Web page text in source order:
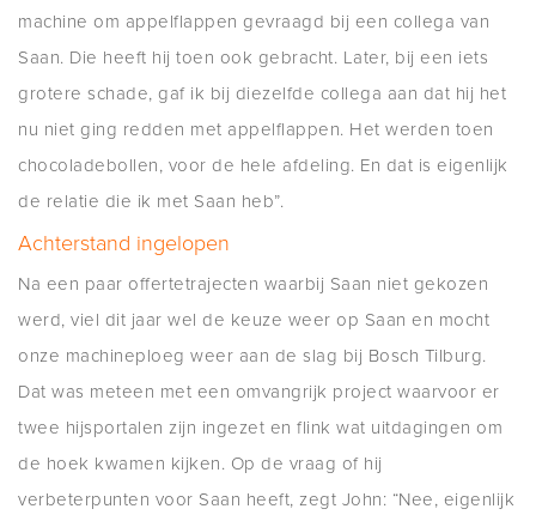
machine om appelflappen gevraagd bij een collega van
Saan. Die heeft hij toen ook gebracht. Later, bij een iets
grotere schade, gaf ik bij diezelfde collega aan dat hij het
nu niet ging redden met appelflappen. Het werden toen
chocoladebollen, voor de hele afdeling. En dat is eigenlijk
de relatie die ik met Saan heb”.
Achterstand ingelopen
Na een paar offertetrajecten waarbij Saan niet gekozen
werd, viel dit jaar wel de keuze weer op Saan en mocht
onze machineploeg weer aan de slag bij Bosch Tilburg.
Dat was meteen met een omvangrijk project waarvoor er
twee hijsportalen zijn ingezet en flink wat uitdagingen om
de hoek kwamen kijken. Op de vraag of hij
verbeterpunten voor Saan heeft, zegt John: “Nee, eigenlijk